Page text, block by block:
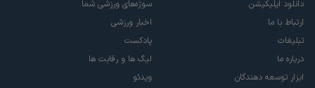
دانلود اپلیکیشن
ارتباط با ما
تبلیغات
درباره ما
ابزار توسعه دهندگان
سوژه‌های ورزشی شما
اخبار ورزشی
پادکست
لیگ ها و رقابت ها
ویدئو